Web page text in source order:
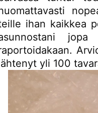
ihan kaikkea
yli 100